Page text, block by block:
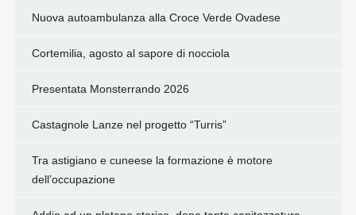
Nuova autoambulanza alla Croce Verde Ovadese
Cortemilia, agosto al sapore di nocciola
Presentata Monsterrando 2026
Castagnole Lanze nel progetto “Turris”
Tra astigiano e cuneese la formazione è motore
dell’occupazione